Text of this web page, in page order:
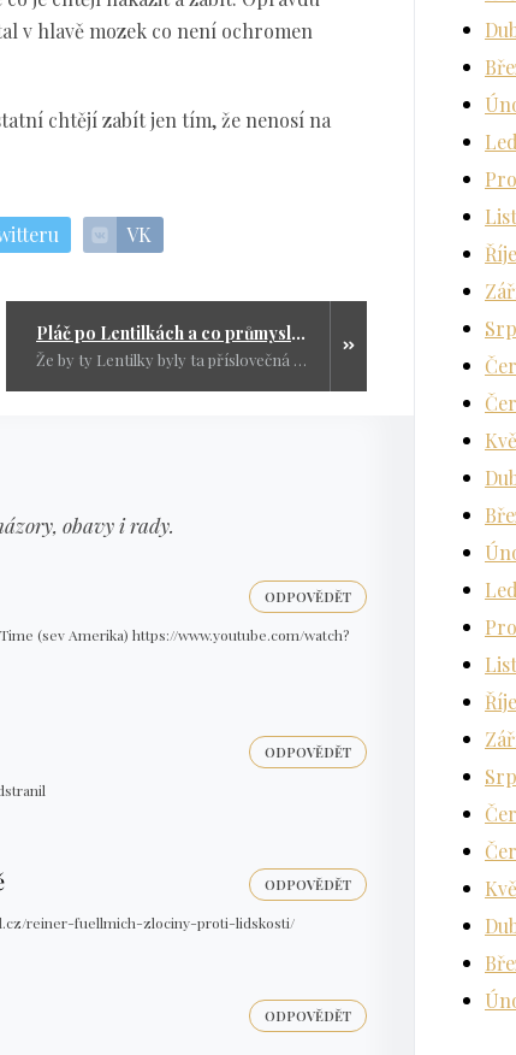
v hlavě mozek co není ochromen
chtějí zabít jen tím, že nenosí na
VK
Pláč po Lentilkách a co průmysl? To vám nevadilo?
Že by ty Lentilky byly ta příslovečná poslední kapka? Možná už začínáte mít všeho dost a teprve teď jste otevřeli oči pořádně. Jenže, ono je fakt pozdě.
obavy i rady.
(sev Amerika) https://www.youtube.com/watch?
ODPOVĚDĚT
ODPOVĚDĚT
reiner-fuellmich-zlociny-proti-lidskosti/
ODPOVĚDĚT
ODPOVĚDĚT